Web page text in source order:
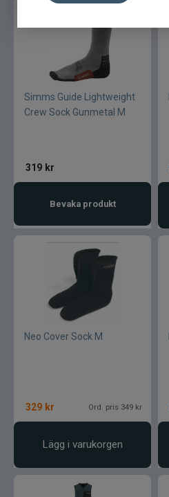
Simms Guide Lightweight
Crew Sock Gunmetal M
319 kr
Bevaka produkt
Neo Cover Sock M
329 kr Ord. pris 349 kr
Lägg i varukorgen